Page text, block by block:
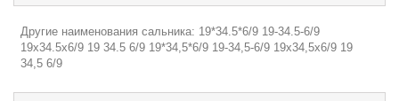
Другие наименования сальника: 19*34.5*6/9 19-34.5-6/9
19х34.5х6/9 19 34.5 6/9 19*34,5*6/9 19-34,5-6/9 19х34,5х6/9 19
34,5 6/9